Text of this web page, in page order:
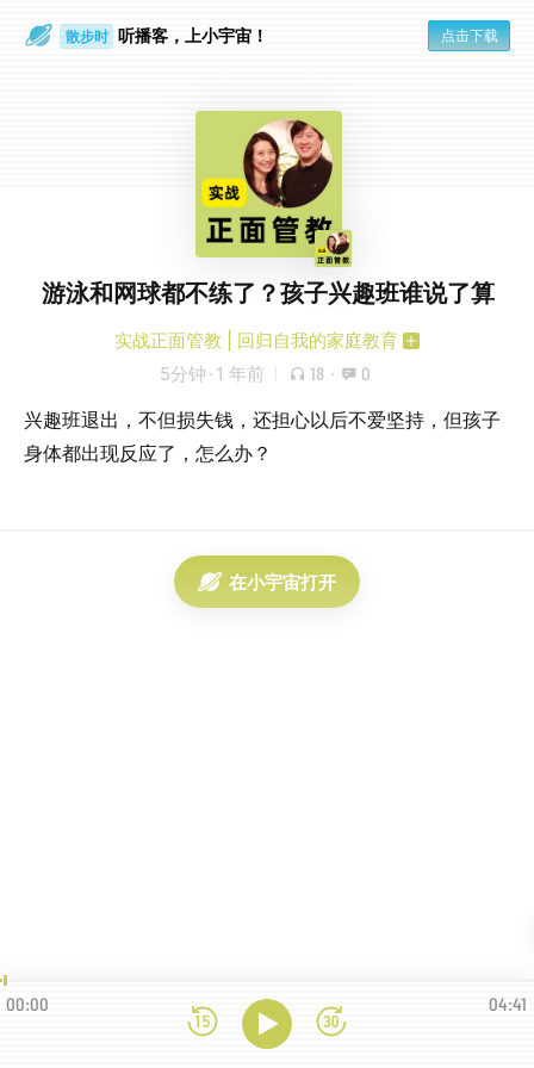
散步时 听播客，上小宇宙！ 点击下载
游泳和网球都不练了？孩子兴趣班谁说了算
实战正面管教 | 回归自我的家庭教育
5分钟 · 1 年前 18 · 0
兴趣班退出，不但损失钱，还担心以后不爱坚持，但孩子
身体都出现反应了，怎么办？
在小宇宙打开
00:00 04:41